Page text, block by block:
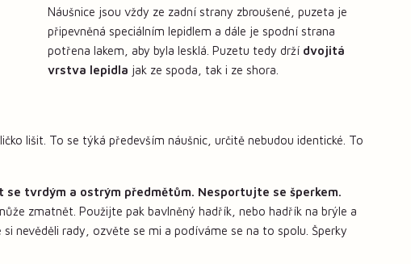
Náušnice jsou vždy ze zadní strany zbroušené, puzeta je
připevněná speciálním lepidlem a dále je spodní strana
potřena lakem, aby byla lesklá. Puzetu tedy drží dvojitá
vrstva lepidla jak ze spoda, tak i ze shora.
lišit. To se týká především náušnic, určitě nebudou identické. To
tvrdým a ostrým předmětům. Nesportujte se šperkem.
zmatnět. Použijte pak bavlněný hadřík, nebo hadřík na brýle a
nevěděli rady, ozvěte se mi a podíváme se na to spolu. Šperky